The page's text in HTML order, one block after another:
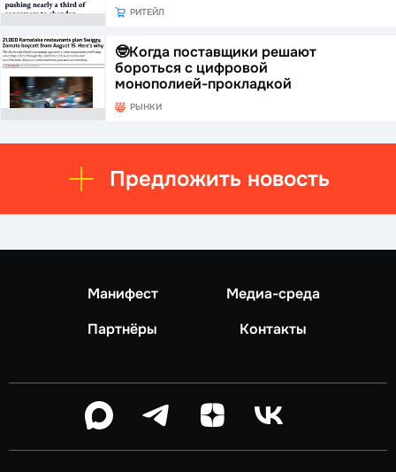
РИТЕЙЛ
🤓Когда поставщики решают
бороться с цифровой
монополией-прокладкой
РЫНКИ
Предложить новость
Манифест
Медиа-среда
Партнёры
Контакты